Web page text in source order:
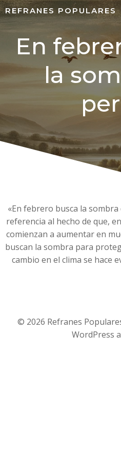
REFRANES POPULARES
En
la
«En febrero busca la
referencia al hecho de que,
comienzan a aumentar en
buscan la sombra para
cambio en el clima se hace
© 2026 Refranes
WordPress